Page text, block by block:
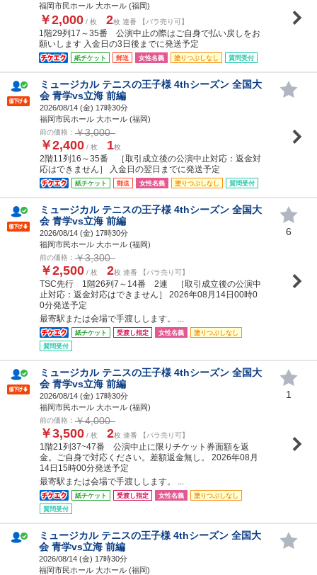
福岡市民ホール 大ホール (福岡)
￥2,000 / 枚 2枚 連番 【バラ売り可】
1階29列17～35番 公演中止の際はご自身で払い戻しをお
願いします 入金日の3日後までに発送予定
紙チケット 郵送 女性名義 塗りつぶしなし 質問受付
ミュージカル テニスの王子様 4thシーズン 全国大
会 青学vs立海 前編
2026/08/14 (金) 17時30分
福岡市民ホール 大ホール (福岡)
前の価格： ￥3,000
￥2,400 / 枚 1枚
2階11列16～35番 ［取引成立後の公演中止対応：返金対
応はできません］ 入金日の翌日までに発送予定
紙チケット 郵送 女性名義 塗りつぶしなし 質問受付
ミュージカル テニスの王子様 4thシーズン 全国大
会 青学vs立海 前編
2026/08/14 (金) 17時30分
福岡市民ホール 大ホール (福岡)
前の価格： ￥3,300
￥2,500 / 枚 2枚 連番 【バラ売り可】
TSC先行 1階26列7～14番 2連 ［取引成立後の公演中
止対応：返金対応はできません］ 2026年08月14日00時0
0分発送予定
最寄駅または会場で手渡しします。 ...
紙チケット 受渡し指定 女性名義
塗りつぶしなし
質問受付
6
ミュージカル テニスの王子様 4thシーズン 全国大
会 青学vs立海 前編
2026/08/14 (金) 17時30分
福岡市民ホール 大ホール (福岡)
前の価格： ￥4,000
￥3,500 / 枚 2枚 連番 【バラ売り可】
1階21列37~47番 公演中止に限りチケット券面額を返
金。ご自身で対応ください。差額返金無し。 2026年08月
14日15時00分発送予定
最寄駅または会場で手渡しします。 ...
紙チケット 受渡し指定 女性名義
塗りつぶしなし
質問受付
1
ミュージカル テニスの王子様 4thシーズン 全国大
会 青学vs立海 前編
2026/08/14 (金) 17時30分
福岡市民ホール 大ホール (福岡)